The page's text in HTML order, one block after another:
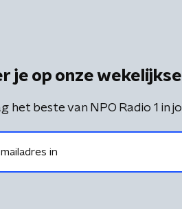
je op onze
het beste van NPO Radio 1 in